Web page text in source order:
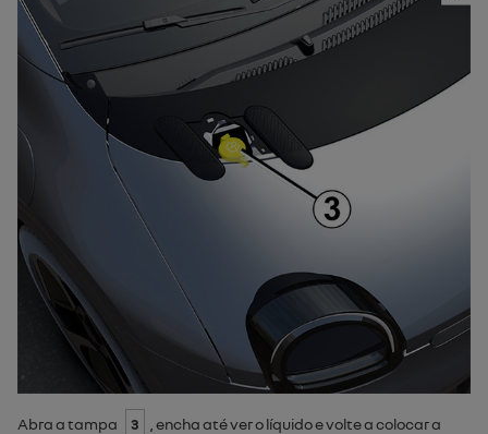
Abra a tampa 3
, encha até ver o líquido e volte a colocar a